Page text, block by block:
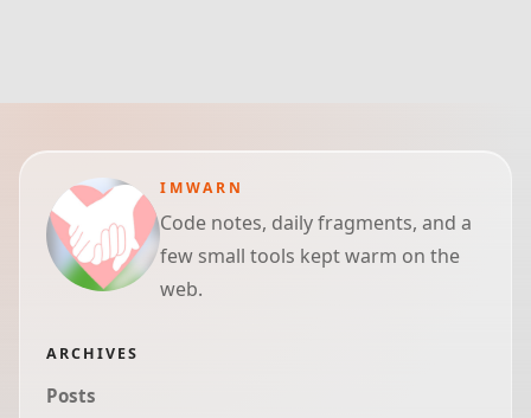
IMWARN
Code notes, daily fragments, and a
few small tools kept warm on the
web.
ARCHIVES
Posts